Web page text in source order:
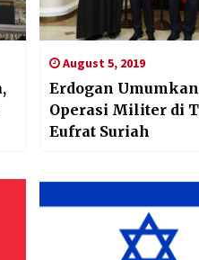
August 5, 2019
Erdogan Umumkan
Operasi Militer di Timur
Eufrat Suriah